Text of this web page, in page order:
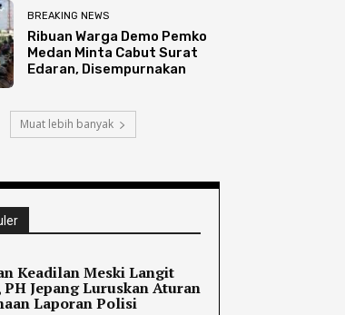
BREAKING NEWS
Ribuan Warga Demo Pemko
Medan Minta Cabut Surat
Edaran, Disempurnakan
Muat lebih banyak
Keadilan Meski Langit
Jepang Luruskan Aturan
Laporan Polisi